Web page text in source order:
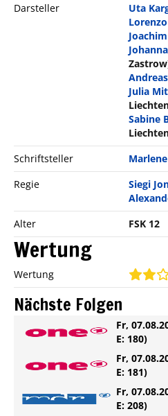
Darsteller
Uta
Julia
Sabine
Schriftsteller
Regie
Siegi
Alter
FSK 12
Wertung
Wertung
Nächste Folgen
Fr,
E: 180)
Fr,
E: 181)
Fr,
E: 208)